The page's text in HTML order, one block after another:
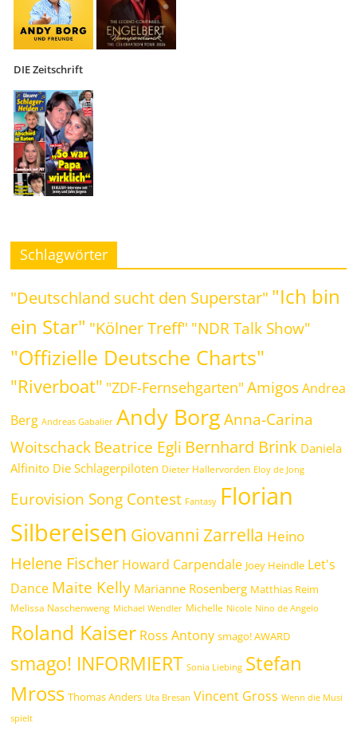
DIE Zeitschrift
Schlagwörter
"Deutschland sucht den Superstar" "Ich bin
ein Star" "Kölner Treff" "NDR Talk Show"
"Offizielle Deutsche Charts"
"Riverboat" "ZDF-Fernsehgarten" Amigos Andrea
Berg Andreas Gabalier Andy Borg Anna-Carina
WoitschackBeatrice Egli Bernhard Brink Daniela
Alfinito Die Schlagerpiloten Dieter Hallervorden Eloy de Jong
Eurovision Song Contest Fantasy Florian
Silbereisen Giovanni Zarrella Heino
Helene Fischer Howard Carpendale Joey Heindle Let's
Dance Maite Kelly Marianne Rosenberg Matthias Reim
Melissa Naschenweng Michael Wendler Michelle Nicole Nino de Angelo
Roland Kaiser Ross Antony smago! AWARD
smago! INFORMIERT Sonia Liebing Stefan
Mross Thomas Anders Uta Bresan Vincent Gross Wenn die Musi
spielt